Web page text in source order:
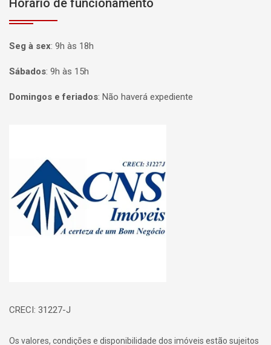
Horário de funcionamento
Seg à sex: 9h às 18h
Sábados: 9h às 15h
Domingos e feriados: Não haverá expediente
CRECI: 31227-J
Os valores, condições e disponibilidade dos imóveis estão sujeitos